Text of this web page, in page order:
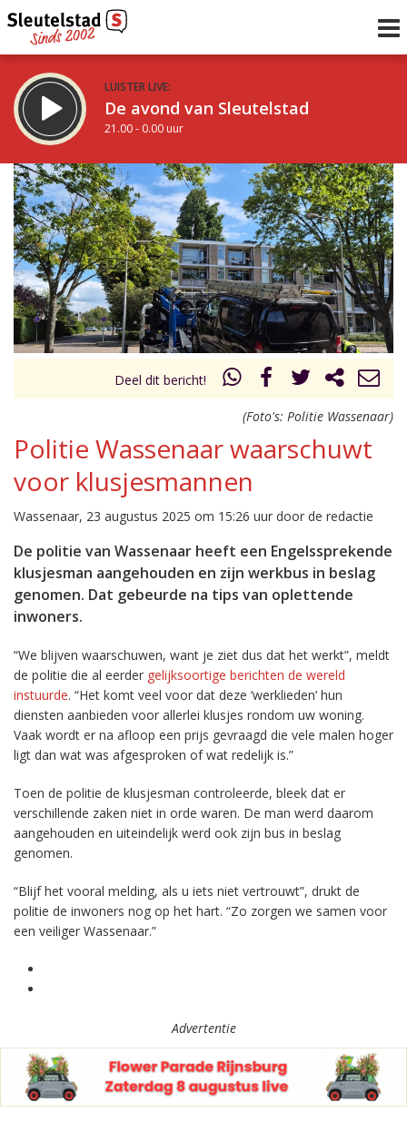
LUISTER LIVE:
De avond van Sleutelstad
21.00 - 0.00 uur
STRAKS:
De nacht van Sleutelstad
0.00 - 6.00 uur
Vorig uur
uur 1 van 0 Volgend uur
Inklappen
Deel dit bericht!
(Foto's: Politie Wassenaar)
Politie Wassenaar waarschuwt
voor klusjesmannen
Wassenaar, 23 augustus 2025 om 15:26 uur door de redactie
De politie van Wassenaar heeft een Engelssprekende
klusjesman aangehouden en zijn werkbus in beslag
genomen. Dat gebeurde na tips van oplettende
inwoners.
“We blijven waarschuwen, want je ziet dus dat het werkt”, meldt
de politie die al eerder gelijksoortige berichten de wereld
instuurde. “Het komt veel voor dat deze ‘werklieden’ hun
diensten aanbieden voor allerlei klusjes rondom uw woning.
Vaak wordt er na afloop een prijs gevraagd die vele malen hoger
ligt dan wat was afgesproken of wat redelijk is.”
Toen de politie de klusjesman controleerde, bleek dat er
verschillende zaken niet in orde waren. De man werd daarom
aangehouden en uiteindelijk werd ook zijn bus in beslag
genomen.
“Blijf het vooral melding, als u iets niet vertrouwt”, drukt de
politie de inwoners nog op het hart. “Zo zorgen we samen voor
een veiliger Wassenaar.”
Advertentie